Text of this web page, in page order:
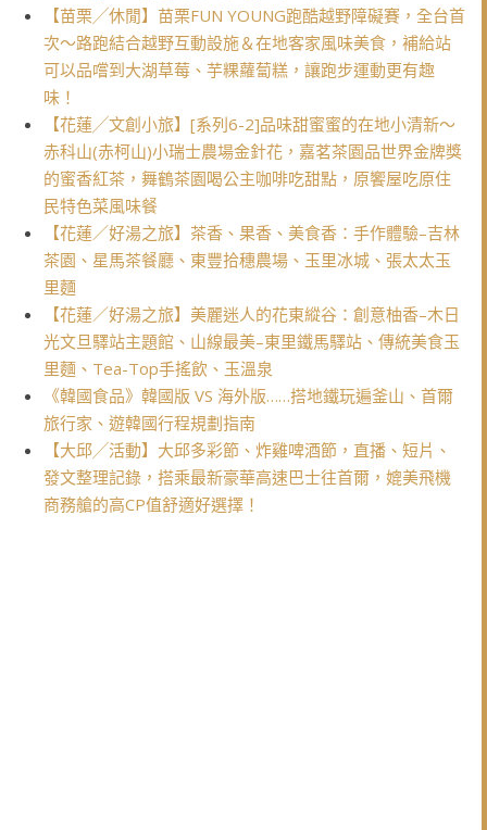
【苗栗╱休閒】苗栗FUN YOUNG跑酷越野障礙賽，全台首
次～路跑結合越野互動設施＆在地客家風味美食，補給站
可以品嚐到大湖草莓、芋粿蘿蔔糕，讓跑步運動更有趣
味！
【花蓮╱文創小旅】[系列6-2]品味甜蜜蜜的在地小清新～
赤科山(赤柯山)小瑞士農場金針花，嘉茗茶園品世界金牌獎
的蜜香紅茶，舞鶴茶園喝公主咖啡吃甜點，原饗屋吃原住
民特色菜風味餐
【花蓮／好湯之旅】茶香、果香、美食香：手作體驗–吉林
茶園、星馬茶餐廳、東豐拾穗農場、玉里冰城、張太太玉
里麵
【花蓮／好湯之旅】美麗迷人的花東縱谷：創意柚香–木日
光文旦驛站主題館、山線最美–東里鐵馬驛站、傳統美食玉
里麵、Tea-Top手搖飲、玉溫泉
《韓國食品》韓國版 VS 海外版……搭地鐵玩遍釜山、首爾
旅行家、遊韓國行程規劃指南
【大邱╱活動】大邱多彩節、炸雞啤酒節，直播、短片、
發文整理記錄，搭乘最新豪華高速巴士往首爾，媲美飛機
商務艙的高CP值舒適好選擇！